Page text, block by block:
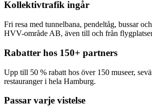
Kollektivtrafik ingår
Fri resa med tunnelbana, pendeltåg, bussar
HVV-område AB, även till och från
Rabatter hos 150+ partners
Upp till 50 % rabatt hos över 150 museer,
restauranger i hela Hamburg.
Passar varje vistelse